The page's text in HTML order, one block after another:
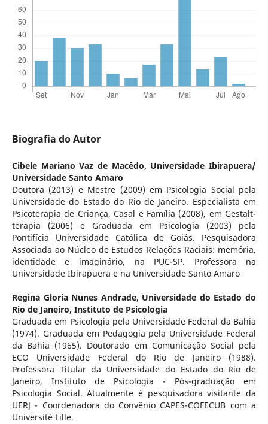
Biografia do Autor
Cibele Mariano Vaz de Macêdo, Universidade Ibirapuera/
Universidade Santo Amaro
Doutora (2013) e Mestre (2009) em Psicologia Social pela
Universidade do Estado do Rio de Janeiro. Especialista em
Psicoterapia de Criança, Casal e Família (2008), em Gestalt-
terapia (2006) e Graduada em Psicologia (2003) pela
Pontifícia Universidade Católica de Goiás. Pesquisadora
Associada ao Núcleo de Estudos Relações Raciais: memória,
identidade e imaginário, na PUC-SP. Professora na
Universidade Ibirapuera e na Universidade Santo Amaro
Regina Gloria Nunes Andrade, Universidade do Estado do
Rio de Janeiro, Instituto de Psicologia
Graduada em Psicologia pela Universidade Federal da Bahia
(1974). Graduada em Pedagogia pela Universidade Federal
da Bahia (1965). Doutorado em Comunicação Social pela
ECO Universidade Federal do Rio de Janeiro (1988).
Professora Titular da Universidade do Estado do Rio de
Janeiro, Instituto de Psicologia - Pós-graduação em
Psicologia Social. Atualmente é pesquisadora visitante da
UERJ - Coordenadora do Convênio CAPES-COFECUB com a
Université Lille.